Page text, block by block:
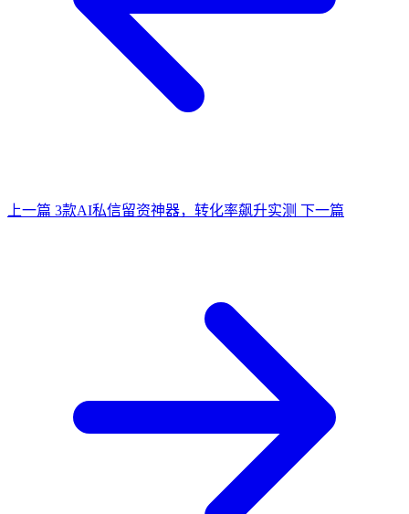
上一篇 3款AI私信留资神器，转化率飙升实测 下一篇